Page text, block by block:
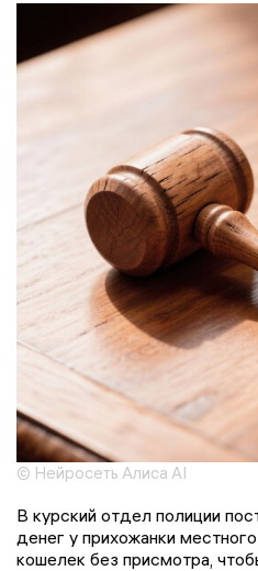
© Нейросеть Алиса AI
В курский отдел полиции
денег у прихожанки
кошелек без присмотра,